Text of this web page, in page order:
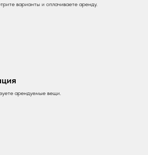
варианты и оплачиваете аренду.
арендуемые вещи.